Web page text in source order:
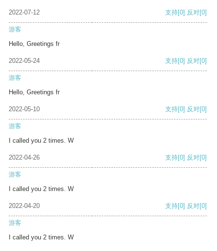
2022-07-12 支持[0] 反对[0]
游客
Hello, Greetings fr
2022-05-24 支持[0] 反对[0]
游客
Hello, Greetings fr
2022-05-10 支持[0] 反对[0]
游客
I called you 2 times. W
2022-04-26 支持[0] 反对[0]
游客
I called you 2 times. W
2022-04-20 支持[0] 反对[0]
游客
I called you 2 times. W